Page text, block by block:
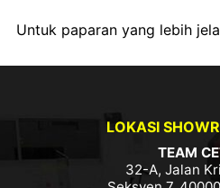
Untuk paparan yang lebih
LOKASI
TEAM
32-A, Jalan